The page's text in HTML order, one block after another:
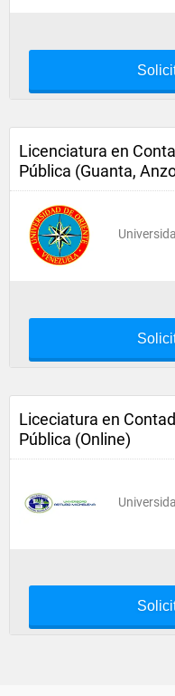
Licenciatura en
Pública (Guanta,
Liceciatura en
Pública (Online)